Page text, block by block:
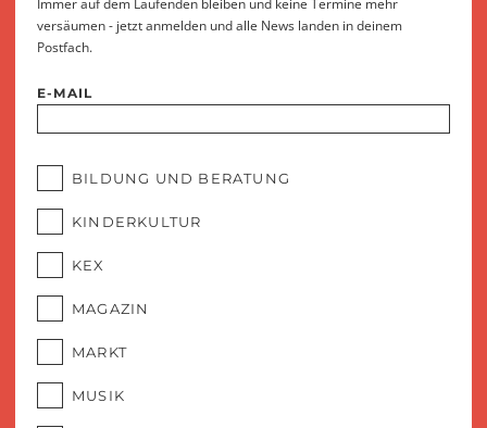
Immer auf dem Laufenden bleiben und keine Termine mehr
versäumen - jetzt anmelden und alle News landen in deinem
Postfach.
E-MAIL
BILDUNG UND BERATUNG
KINDERKULTUR
KEX
MAGAZIN
MARKT
MUSIK